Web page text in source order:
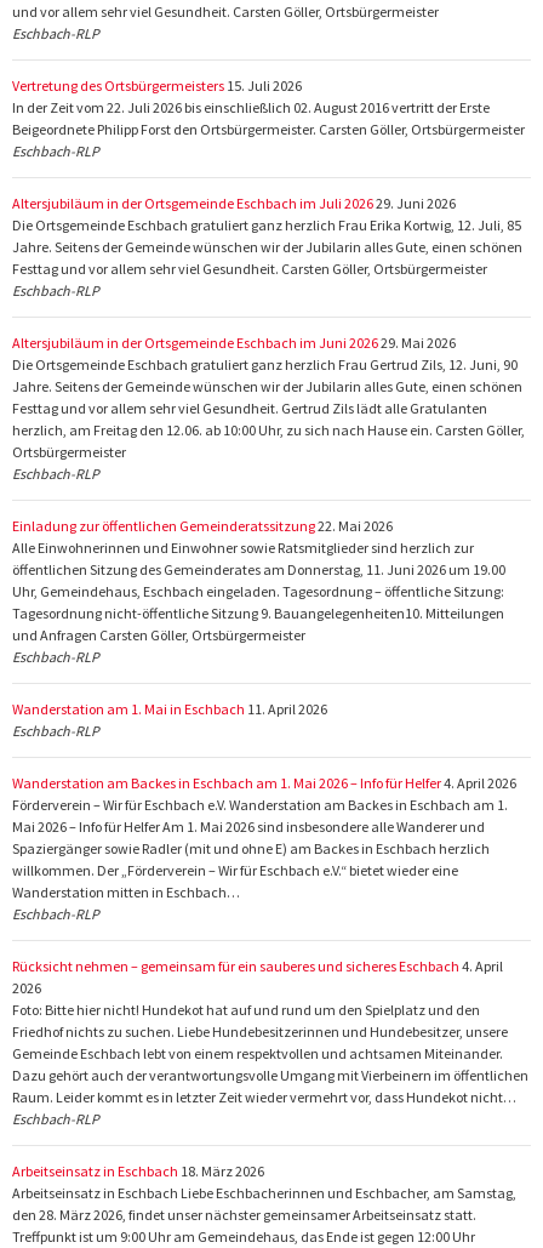
und vor allem sehr viel Gesundheit. Carsten Göller, Ortsbürgermeister
Eschbach-RLP
Vertretung des Ortsbürgermeisters 15. Juli 2026
In der Zeit vom 22. Juli 2026 bis einschließlich 02. August 2016 vertritt der Erste
Beigeordnete Philipp Forst den Ortsbürgermeister. Carsten Göller, Ortsbürgermeister
Eschbach-RLP
Altersjubiläum in der Ortsgemeinde Eschbach im Juli 202629. Juni 2026
Die Ortsgemeinde Eschbach gratuliert ganz herzlich Frau Erika Kortwig, 12. Juli, 85
Jahre. Seitens der Gemeinde wünschen wir der Jubilarin alles Gute, einen schönen
Festtag und vor allem sehr viel Gesundheit. Carsten Göller, Ortsbürgermeister
Eschbach-RLP
Altersjubiläum in der Ortsgemeinde Eschbach im Juni 202629. Mai 2026
Die Ortsgemeinde Eschbach gratuliert ganz herzlich Frau Gertrud Zils, 12. Juni, 90
Jahre. Seitens der Gemeinde wünschen wir der Jubilarin alles Gute, einen schönen
Festtag und vor allem sehr viel Gesundheit. Gertrud Zils lädt alle Gratulanten
herzlich, am Freitag den 12.06. ab 10:00 Uhr, zu sich nach Hause ein. Carsten Göller,
Ortsbürgermeister
Eschbach-RLP
Einladung zur öffentlichen Gemeinderatssitzung22. Mai 2026
Alle Einwohnerinnen und Einwohner sowie Ratsmitglieder sind herzlich zur
öffentlichen Sitzung des Gemeinderates am Donnerstag, 11. Juni 2026 um 19.00
Uhr, Gemeindehaus, Eschbach eingeladen. Tagesordnung – öffentliche Sitzung:
Tagesordnung nicht-öffentliche Sitzung 9. Bauangelegenheiten10. Mitteilungen
und Anfragen Carsten Göller, Ortsbürgermeister
Eschbach-RLP
Wanderstation am 1. Mai in Eschbach 11. April 2026
Eschbach-RLP
Wanderstation am Backes in Eschbach am 1. Mai 2026 – Info für Helfer4. April 2026
Förderverein – Wir für Eschbach e.V. Wanderstation am Backes in Eschbach am 1.
Mai 2026 – Info für Helfer Am 1. Mai 2026 sind insbesondere alle Wanderer und
Spaziergänger sowie Radler (mit und ohne E) am Backes in Eschbach herzlich
willkommen. Der „Förderverein – Wir für Eschbach e.V.“ bietet wieder eine
Wanderstation mitten in Eschbach…
Eschbach-RLP
Rücksicht nehmen – gemeinsam für ein sauberes und sicheres Eschbach 4. April
2026
Foto: Bitte hier nicht! Hundekot hat auf und rund um den Spielplatz und den
Friedhof nichts zu suchen. Liebe Hundebesitzerinnen und Hundebesitzer, unsere
Gemeinde Eschbach lebt von einem respektvollen und achtsamen Miteinander.
Dazu gehört auch der verantwortungsvolle Umgang mit Vierbeinern im öffentlichen
Raum. Leider kommt es in letzter Zeit wieder vermehrt vor, dass Hundekot nicht…
Eschbach-RLP
Arbeitseinsatz in Eschbach 18. März 2026
Arbeitseinsatz in Eschbach Liebe Eschbacherinnen und Eschbacher, am Samstag,
den 28. März 2026, findet unser nächster gemeinsamer Arbeitseinsatz statt.
Treffpunkt ist um 9:00 Uhr am Gemeindehaus, das Ende ist gegen 12:00 Uhr